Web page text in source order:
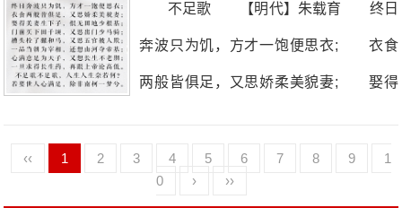
那时候的我不知道是怎么想的，现在想起
来也是好笑，是不？
汉王柔弱,竟有万里江山。 晏子身短五尺,
不足歌 【明代】朱载育 终日
奔波只为饥，方才一饱便思衣; 衣食
两般皆俱足，又思娇柔美貌妻; 娶得
买下田千顷，又思出门少马骑; 一品
‹‹ 1 2 3 4 5 6 7 8 9
1
0
› ››